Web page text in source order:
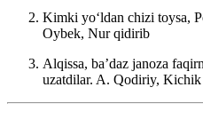
Kimki yoʻldan chizi toysa,
Oybek, Nur qidirib
Alqissa, baʼdaz janoza
uzatdilar. A. Qodiriy, Kichik